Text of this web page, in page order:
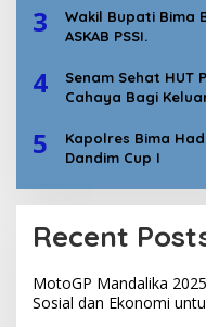
3
Wakil Bupati Bima
ASKAB PSSI.
4
Senam Sehat HUT
Cahaya Bagi
5
Kapolres Bima
Dandim Cup I
Recent
MotoGP Mandalika
Sosial dan Ekonomi